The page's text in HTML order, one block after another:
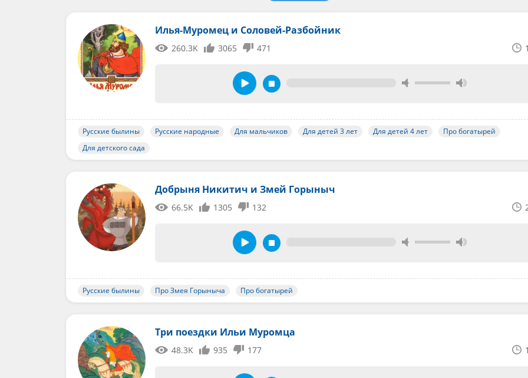
Илья-Муромец и Соловей-Разбойник
260.3K 3065 471
Русские былины Русские народные Для мальчиков Для детей 3 лет Для детей 4 лет
Про богатырей
Для детского сада
Добрыня Никитич и Змей Горыныч
66.5K 1305 132
Русские былины Про Змея Горыныча Про богатырей
Три поездки Ильи Муромца
48.3K 935 177